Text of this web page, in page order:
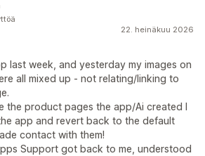
22. heinäkuu 2026
last week, and yesterday my images on
all mixed up - not relating/linking to
the product pages the app/Ai created I
app and revert back to the default
contact with them!
Support got back to me, understood